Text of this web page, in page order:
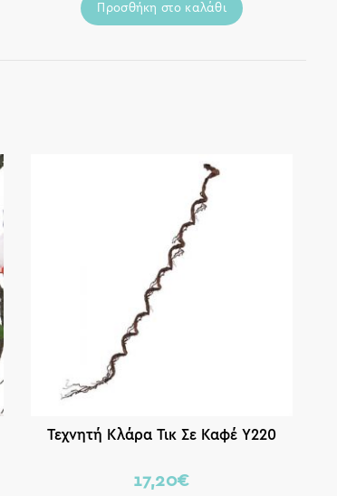
Προσθήκη στο καλάθι
Τεχνητή Κλάρα Τικ Σε Καφέ Y220
17,20€